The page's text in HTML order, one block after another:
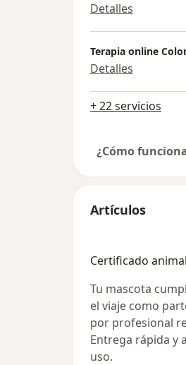
Detalles
Terapia online
Detalles
+ 22 servicios
¿Cómo
Artículos
Certificado
Tu mascota
el viaje como
por profesional
Entrega rápida y
uso.